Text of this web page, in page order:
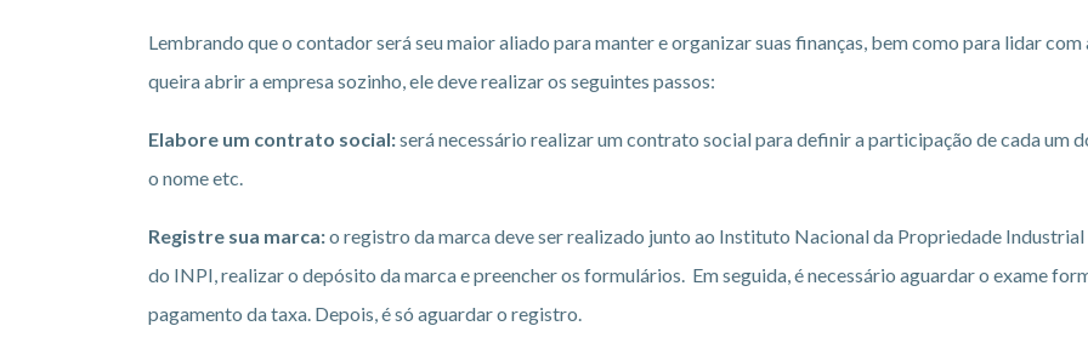
Lembrando que o contador será seu maior aliado para manter e organizar suas finanças, bem como para lidar
queira abrir a empresa sozinho, ele deve realizar os seguintes passos:
Elabore um contrato social:será necessário realizar um contrato social para definir a participação de cada um
o nome etc.
Registre sua marca:o registro da marca deve ser realizado junto ao Instituto Nacional da Propriedade
do INPI, realizar o depósito da marca e preencher os formulários. Em seguida, é necessário aguardar o exame
pagamento da taxa. Depois, é só aguardar o registro.